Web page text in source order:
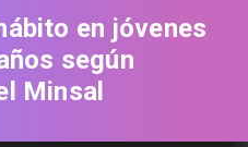
en jóvenes
según
Minsal